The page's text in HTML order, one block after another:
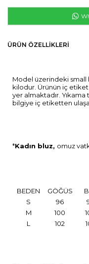
ÜRÜN ÖZELLIKLERI
Model üzerindeki small
kilodur. Ürünün iç
yer almaktadır.
bilgiye iç etiketten
*Kadın bluz, omuz
BEDEN GÖĞÜS
S
96
M
100
L
102